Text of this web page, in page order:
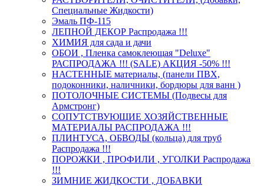
Специальные Жидкости)
Эмаль ПФ-115
ЛЕПНОЙ ДЕКОР Распродажа !!!
ХИМИЯ для сада и дачи
ОБОИ , Пленка самоклеющая "Deluxe"
РАСПРОДАЖА !!! (SALE) АКЦИЯ -50% !!!
НАСТЕННЫЕ материалы, (панели ПВХ,
подоконники, наличники, бордюры для ванн )
ПОТОЛОЧНЫЕ СИСТЕМЫ (Подвесы для
Армстронг)
СОПУТСТВУЮЩИЕ ХОЗЯЙСТВЕННЫЕ
МАТЕРИАЛЫ РАСПРОДАЖА !!!
ПЛИНТУСА, ОБВОДЫ (кольца) для труб
Распродажа !!!
ПОРОЖКИ , ПРОФИЛИ , УГОЛКИ Распродажа
!!!
ЗИМНИЕ ЖИДКОСТИ , ДОБАВКИ